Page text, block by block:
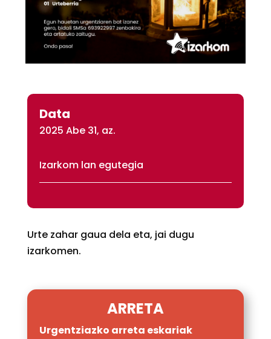
Data
2025 Abe 31, az.
Izarkom lan egutegia
Urte zahar gaua dela eta, jai dugu
izarkomen.
ARRETA
Urgentziazko arreta eskariak